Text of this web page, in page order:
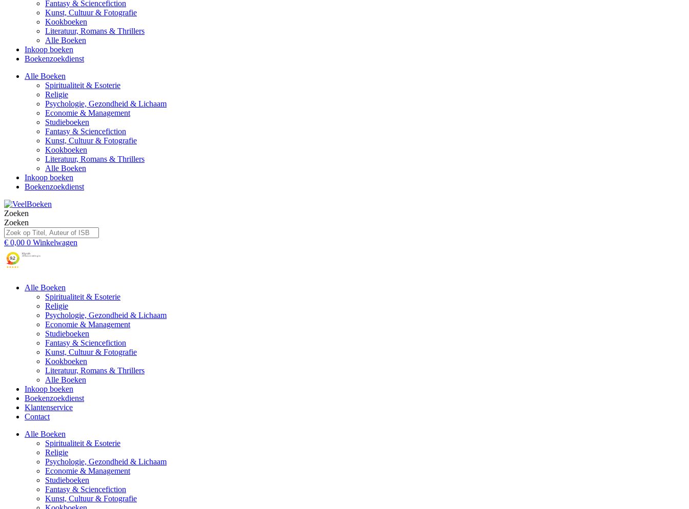
Fantasy & Sciencefiction
Kunst, Cultuur & Fotografie
Kookboeken
Literatuur, Romans & Thrillers
Alle Boeken
Inkoop boeken
Boekenzoekdienst
Alle Boeken
Spiritualiteit & Esoterie
Religie
Psychologie, Gezondheid & Lichaam
Economie & Management
Studieboeken
Fantasy & Sciencefiction
Kunst, Cultuur & Fotografie
Kookboeken
Literatuur, Romans & Thrillers
Alle Boeken
Inkoop boeken
Boekenzoekdienst
Zoeken
Zoeken
€ 0,00 0 Winkelwagen
Alle Boeken
Spiritualiteit & Esoterie
Religie
Psychologie, Gezondheid & Lichaam
Economie & Management
Studieboeken
Fantasy & Sciencefiction
Kunst, Cultuur & Fotografie
Kookboeken
Literatuur, Romans & Thrillers
Alle Boeken
Inkoop boeken
Boekenzoekdienst
Klantenservice
Contact
Alle Boeken
Spiritualiteit & Esoterie
Religie
Psychologie, Gezondheid & Lichaam
Economie & Management
Studieboeken
Fantasy & Sciencefiction
Kunst, Cultuur & Fotografie